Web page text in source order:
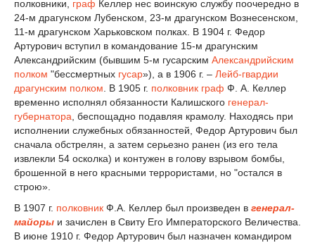
полковники, граф Келлер нес воинскую службу поочередно в
24-м драгунском Лубенском, 23-м драгунском Вознесенском,
11-м драгунском Харьковском полках. В 1904 г. Федор
Артурович вступил в командование 15-м драгунским
Александрийским (бывшим 5-м гусарским Александрийским
полком "бессмертных гусар»), а в 1906 г. – Лейб-гвардии
драгунским полком . В 1905 г. полковник граф Ф. А. Келлер
временно исполнял обязанности Калишского генерал-
губернатора , беспощадно подавляя крамолу. Находясь при
исполнении служебных обязанностей, Федор Артурович был
сначала обстрелян, а затем серьезно ранен (из его тела
извлекли 54 осколка) и контужен в голову взрывом бомбы,
брошенной в него красными террористами, но "остался в
строю».
В 1907 г. полковник Ф.А. Келлер был произведен в генерал-
майоры и зачислен в Свиту Его Императорского Величества.
В июне 1910 г. Федор Артурович был назначен командиром